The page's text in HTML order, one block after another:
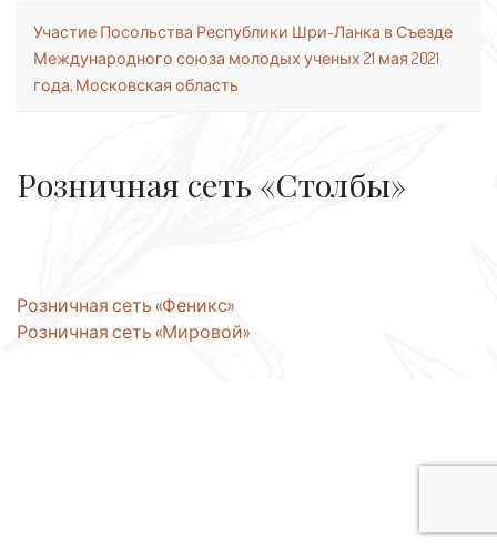
Участие Посольства Республики Шри-Ланка в Съезде
Международного союза молодых ученых 21 мая 2021
года, Московская область
Розничная сеть «Столбы»
Навигация
по
Розничная сеть «Феникс»
Розничная сеть «Мировой»